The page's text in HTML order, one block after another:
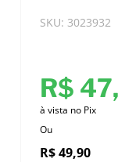
SKU: 3023932
R$ 47,
à vista no Pix
Ou
R$ 49,90